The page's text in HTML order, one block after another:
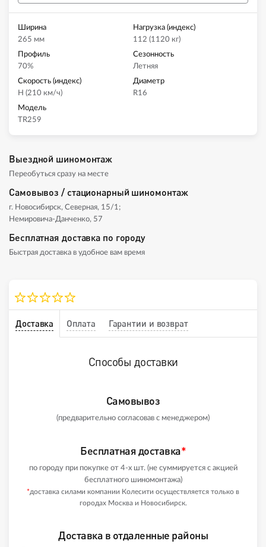
Ширина
265 мм
Нагрузка (индекс)
112 (1120 кг)
Профиль
70%
Сезонность
Летняя
Скорость (индекс)
H (210 км/ч)
Диаметр
R16
Модель
TR259
Выездной шиномонтаж
Переобуться сразу на месте
Самовывоз / стационарный шиномонтаж
г. Новосибирск, Северная, 15/1;
Немировича-Данченко, 57
Бесплатная доставка по городу
Быстрая доставка в удобное вам время
Доставка Оплата Гарантии и возврат
Способы доставки
Самовывоз
(предварительно согласовав с менеджером)
Бесплатная доставка*
по городу при покупке от 4-х шт. (не суммируется с акцией
бесплатного шиномонтажа)
*доставка силами компании Колесити осуществляется только в
городах Москва и Новосибирск.
Доставка в отдаленные районы